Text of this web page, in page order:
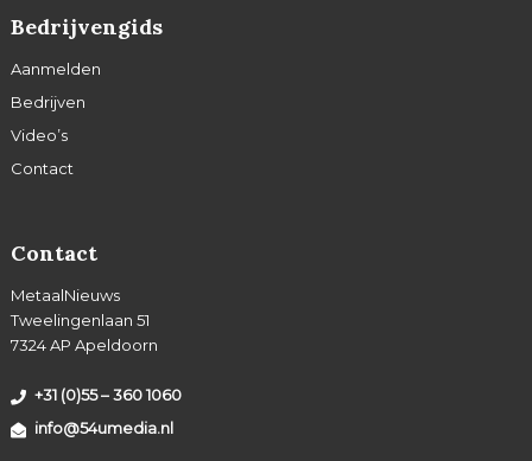
Bedrijvengids
Aanmelden
Bedrijven
Video’s
Contact
Contact
MetaalNieuws
Tweelingenlaan 51
7324 AP Apeldoorn
+31 (0)55 – 360 1060
info@54umedia.nl